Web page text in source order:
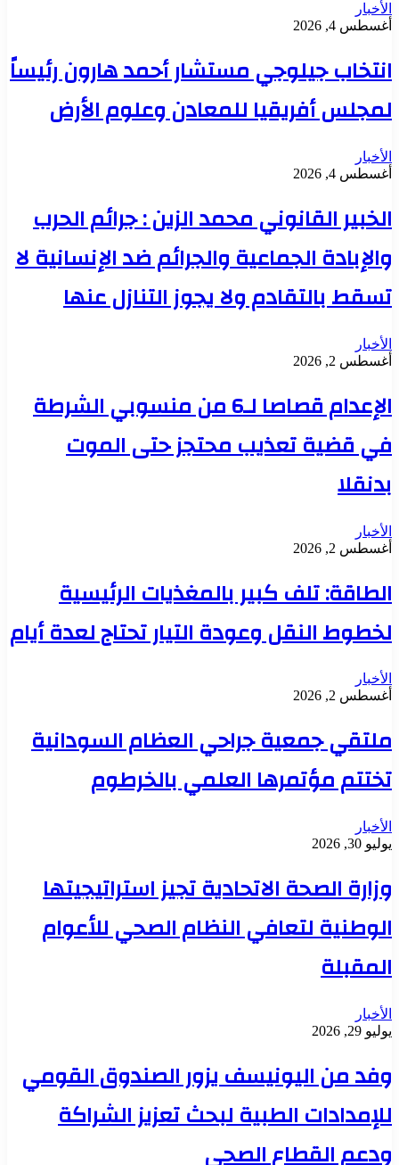
الأخبار
أغسطس 4, 2026
انتخاب جيلوجي مستشار أحمد هارون رئيساً
لمجلس أفريقيا للمعادن وعلوم الأرض
الأخبار
أغسطس 4, 2026
الخبير القانوني محمد الزين : جرائم الحرب
والإبادة الجماعية والجرائم ضد الإنسانية لا
تسقط بالتقادم ولا يجوز التنازل عنها
الأخبار
أغسطس 2, 2026
الإعدام قصاصا لـ6 من منسوبي الشرطة
في قضية تعذيب محتجز حتى الموت
بدنقلا
الأخبار
أغسطس 2, 2026
الطاقة: تلف كبير بالمغذيات الرئيسية
لخطوط النقل وعودة التيار تحتاج لعدة أيام
الأخبار
أغسطس 2, 2026
ملتقي جمعية جراحي العظام السودانية
تختتم مؤتمرها العلمي بالخرطوم
الأخبار
يوليو 30, 2026
وزارة الصحة الاتحادية تجيز استراتيجيتها
الوطنية لتعافي النظام الصحي للأعوام
المقبلة
الأخبار
يوليو 29, 2026
وفد من اليونيسف يزور الصندوق القومي
للإمدادات الطبية لبحث تعزيز الشراكة
ودعم القطاع الصحي